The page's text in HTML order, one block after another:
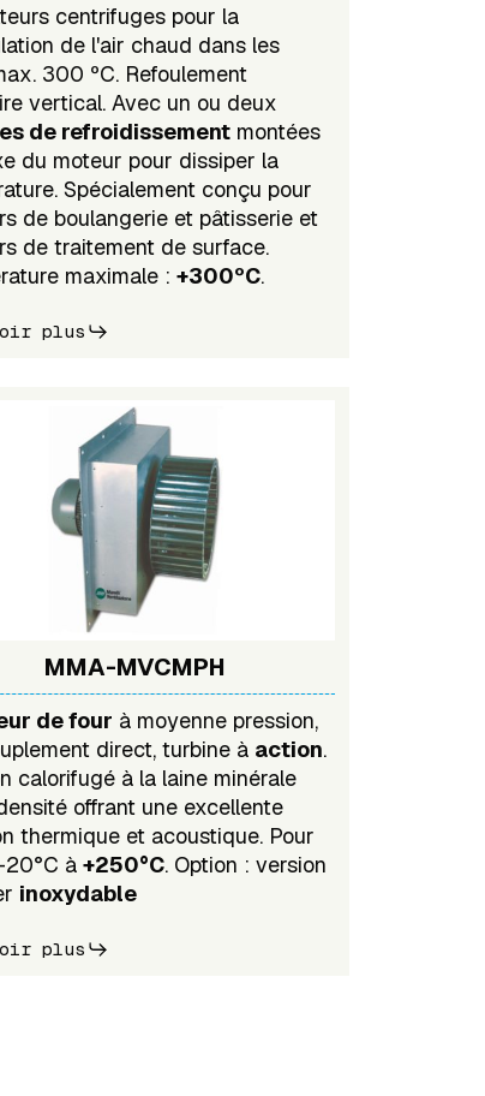
centrifuges pour la
de l'air chaud dans les
300 ºC. Refoulement
vertical. Avec un ou deux
de refroidissement montées
du moteur pour dissiper la
Spécialement conçu pour
de boulangerie et pâtisserie et
de traitement de surface.
maximale :+300ºC.
plus
MMA-MVCMPH
de four à moyenne pression,
direct, turbine à action.
calorifugé à la laine minérale
offrant une excellente
thermique et acoustique. Pour
20°C à+250°C. Option : version
inoxydable
plus